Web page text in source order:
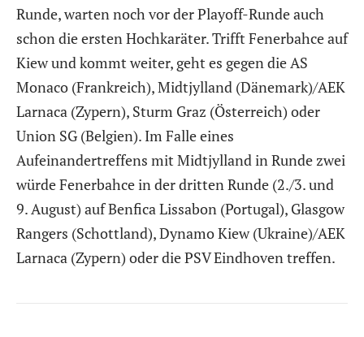
Runde, warten noch vor der Playoff-Runde auch
schon die ersten Hochkaräter. Trifft Fenerbahce auf
Kiew und kommt weiter, geht es gegen die AS
Monaco (Frankreich), Midtjylland (Dänemark)/AEK
Larnaca (Zypern), Sturm Graz (Österreich) oder
Union SG (Belgien). Im Falle eines
Aufeinandertreffens mit Midtjylland in Runde zwei
würde Fenerbahce in der dritten Runde (2./3. und
9. August) auf Benfica Lissabon (Portugal), Glasgow
Rangers (Schottland), Dynamo Kiew (Ukraine)/AEK
Larnaca (Zypern) oder die PSV Eindhoven treffen.